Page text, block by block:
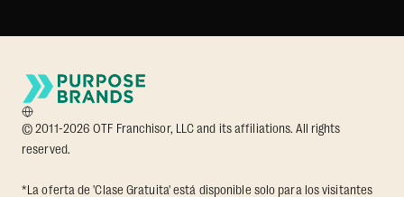
© 2011-2026 OTF Franchisor, LLC and its affiliations. All rights
reserved.
*La oferta de 'Clase Gratuita' está disponible solo para los visitantes